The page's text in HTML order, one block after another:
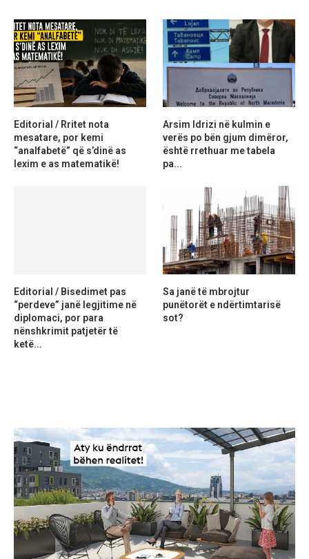
Editorial / Rritet nota
mesatare, por kemi
“analfabetë” që s’dinë as
lexim e as matematikë!
Arsim Idrizi në kulmin e
verës po bën gjum dimëror,
është rrethuar me tabela
pa...
Editorial / Bisedimet pas
“perdeve” janë legjitime në
diplomaci, por para
nënshkrimit patjetër të
ketë...
Sa janë të mbrojtur
punëtorët e ndërtimtarisë
sot?